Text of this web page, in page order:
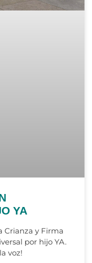
YA
Crianza y Firma
por hijo YA.
voz!